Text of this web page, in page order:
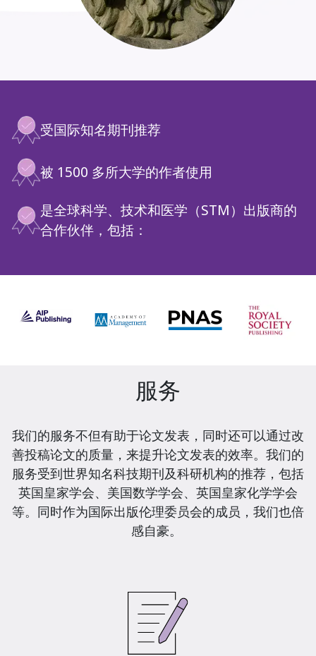
受国际知名期刊推荐
被 1500 多所大学的作者使用
是全球科学、技术和医学（STM）出版商的
合作伙伴，包括：
服务
我们的服务不但有助于论文发表，同时还可以通过改
善投稿论文的质量，来提升论文发表的效率。我们的
服务受到世界知名科技期刊及科研机构的推荐，包括
英国皇家学会、美国数学学会、英国皇家化学学会
等。同时作为国际出版伦理委员会的成员，我们也倍
感自豪。